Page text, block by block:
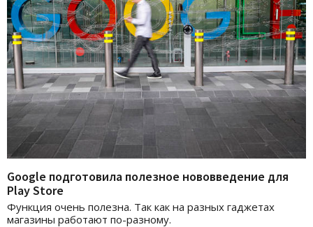
Google подготовила полезное нововведение для
Play Store
Функция очень полезна. Так как на разных гаджетах
магазины работают по-разному.